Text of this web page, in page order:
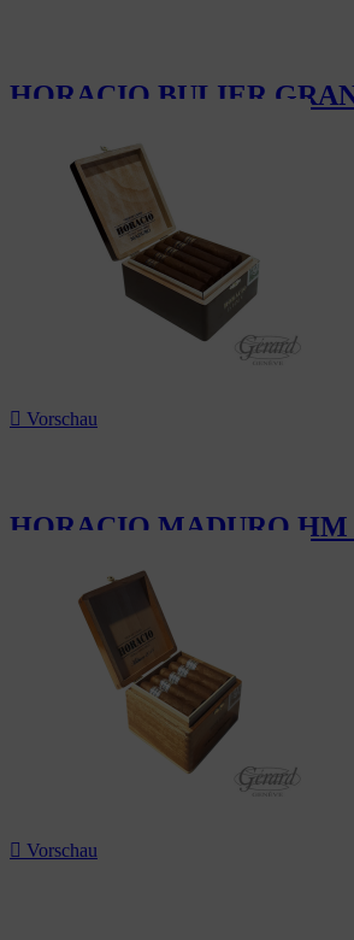
HORACIO BULIER
223,50 CHF
 Vorschau
HORACIO MADURO HM
 Vorschau